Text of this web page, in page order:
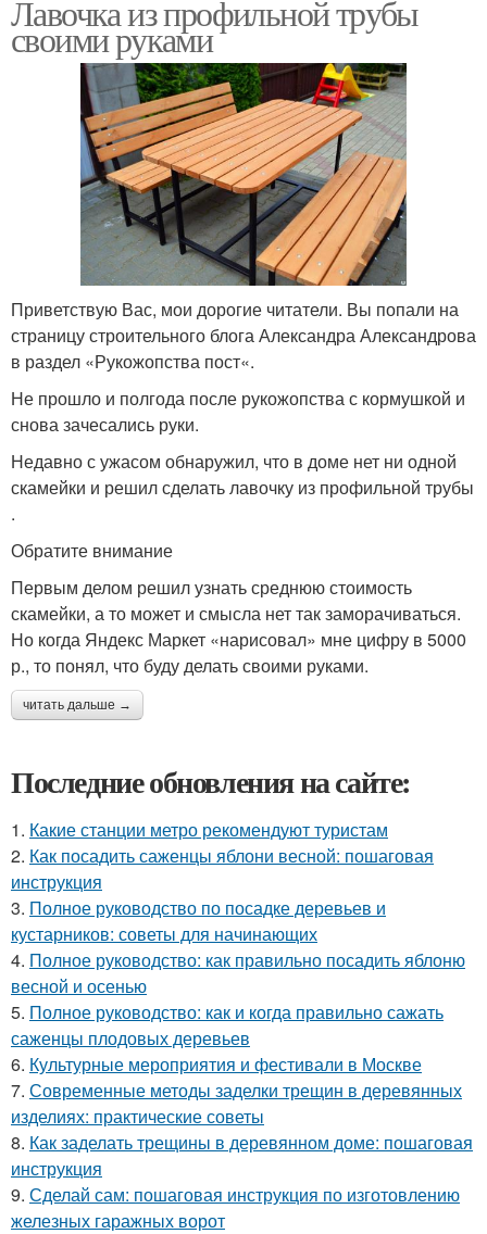
Лавочка из профильной трубы
своими руками
Приветствую Вас, мои дорогие читатели. Вы попали на
страницу строительного блога Александра Александрова
в раздел «Рукожопства пост«.
Не прошло и полгода после рукожопства с кормушкой и
снова зачесались руки.
Недавно с ужасом обнаружил, что в доме нет ни одной
скамейки и решил сделать лавочку из профильной трубы
.
Обратите внимание
Первым делом решил узнать среднюю стоимость
скамейки, а то может и смысла нет так заморачиваться.
Но когда Яндекс Маркет «нарисовал» мне цифру в 5000
р., то понял, что буду делать своими руками.
читать дальше →
Последние обновления на сайте:
1. Какие станции метро рекомендуют туристам
2. Как посадить саженцы яблони весной: пошаговая
инструкция
3. Полное руководство по посадке деревьев и
кустарников: советы для начинающих
4. Полное руководство: как правильно посадить яблоню
весной и осенью
5. Полное руководство: как и когда правильно сажать
саженцы плодовых деревьев
6. Культурные мероприятия и фестивали в Москве
7. Современные методы заделки трещин в деревянных
изделиях: практические советы
8. Как заделать трещины в деревянном доме: пошаговая
инструкция
9. Сделай сам: пошаговая инструкция по изготовлению
железных гаражных ворот